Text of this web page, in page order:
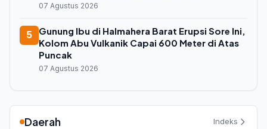
07 Agustus 2026
5
Gunung Ibu di Halmahera Barat Erupsi Sore Ini,
Kolom Abu Vulkanik Capai 600 Meter di Atas
Puncak
07 Agustus 2026
Daerah Indeks